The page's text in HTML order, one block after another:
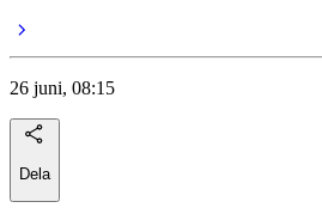
26 juni, 08:15
Dela